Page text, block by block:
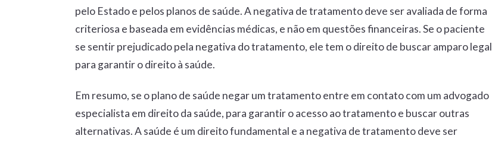
pelo Estado e pelos planos de saúde. A negativa de tratamento deve ser avaliada de forma
criteriosa e baseada em evidências médicas, e não em questões financeiras. Se o paciente
se sentir prejudicado pela negativa do tratamento, ele tem o direito de buscar amparo legal
para garantir o direito à saúde.
Em resumo, se o plano de saúde negar um tratamento entre em contato com um advogado
especialista em direito da saúde, para garantir o acesso ao tratamento e buscar outras
alternativas. A saúde é um direito fundamental e a negativa de tratamento deve ser